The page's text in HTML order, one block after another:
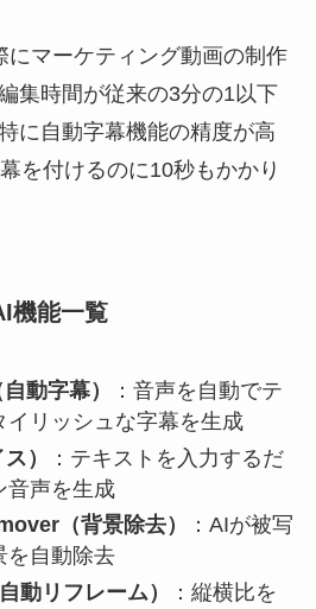
にマーケティング動画の制作
集時間が従来の3分の1以下
に自動字幕機能の精度が高
を付けるのに10秒もかかり
機能一覧
動字幕）
：音声を自動でテ
イリッシュな字幕を生成
）
：テキストを入力するだ
音声を生成
（背景除去）
：AIが被写
を自動除去
動リフレーム）
：縦横比を